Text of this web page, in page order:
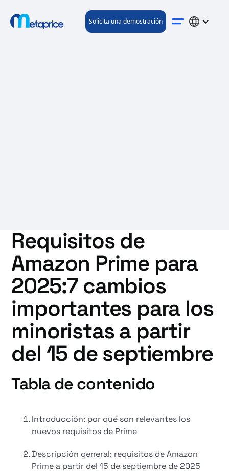
Solicita una demostración
Requisitos de
Amazon Prime para
2025:7 cambios
importantes para los
minoristas a partir
del 15 de septiembre
Tabla de contenido
Introducción: por qué son relevantes los
nuevos requisitos de Prime
Descripción general: requisitos de Amazon
Prime a partir del 15 de septiembre de 2025